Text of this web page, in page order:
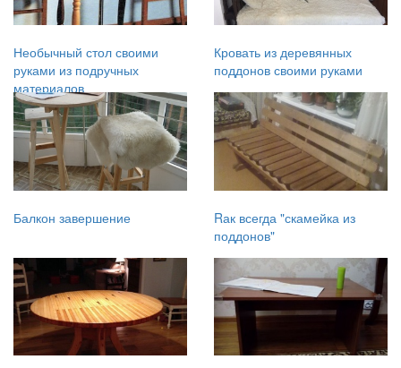
Необычный стол своими
руками из подручных
материалов
Кровать из деревянных
поддонов своими руками
Балкон завершение
Rак всегда "скамейка из
поддонов"